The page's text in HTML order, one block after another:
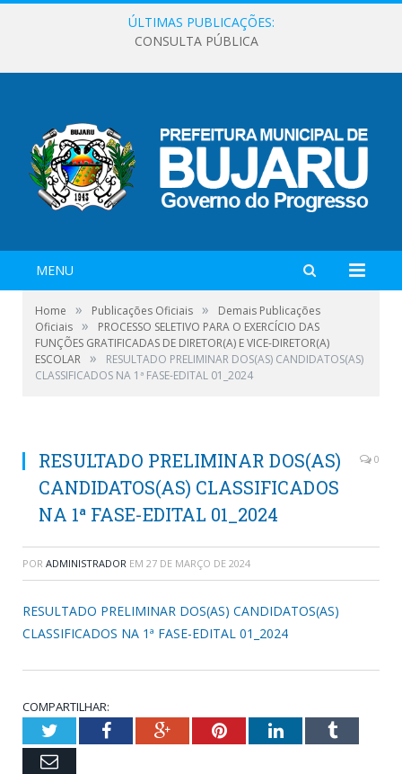
ÚLTIMAS PUBLICAÇÕES:
CONSULTA PÚBLICA
MENU
Home » Publicações Oficiais »
Demais Publicações
Oficiais »
PROCESSO SELETIVO PARA O EXERCÍCIO DAS
FUNÇÕES GRATIFICADAS DE DIRETOR(A) E VICE-DIRETOR(A)
ESCOLAR »
RESULTADO PRELIMINAR DOS(AS) CANDIDATOS(AS)
CLASSIFICADOS NA 1ª FASE-EDITAL 01_2024
RESULTADO PRELIMINAR DOS(AS)
CANDIDATOS(AS) CLASSIFICADOS
NA 1ª FASE-EDITAL 01_2024
0
POR ADMINISTRADOR EM 27 DE MARÇO DE 2024
RESULTADO PRELIMINAR DOS(AS) CANDIDATOS(AS)
CLASSIFICADOS NA 1ª FASE-EDITAL 01_2024
COMPARTILHAR:
TwitterFacebookGoogle+PinterestLinkedInTumblr
Email